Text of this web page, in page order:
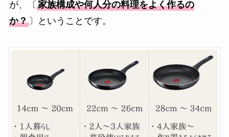
が、〔 家族構成や何人分の料理をよく作るの
か？〕ということです。